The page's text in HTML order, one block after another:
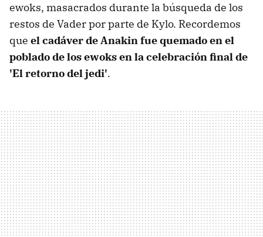
ewoks, masacrados durante la búsqueda de los
restos de Vader por parte de Kylo. Recordemos
que el cadáver de Anakin fue quemado en el
poblado de los ewoks en la celebración final de
'El retorno del jedi'.